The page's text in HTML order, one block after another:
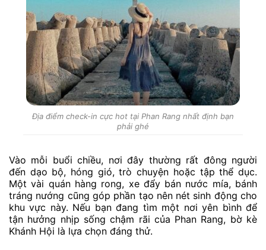
Địa điểm check-in cực hot tại Phan Rang nhất định bạn
phải ghé
Vào mỗi buổi chiều, nơi đây thường rất đông người
đến dạo bộ, hóng gió, trò chuyện hoặc tập thể dục.
Một vài quán hàng rong, xe đẩy bán nước mía, bánh
tráng nướng cũng góp phần tạo nên nét sinh động cho
khu vực này. Nếu bạn đang tìm một nơi yên bình để
tận hưởng nhịp sống chậm rãi của Phan Rang, bờ kè
Khánh Hội là lựa chọn đáng thử.